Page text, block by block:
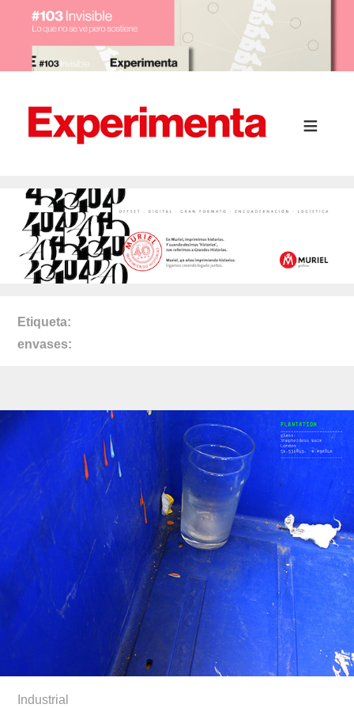
Etiqueta
envases
Industrial